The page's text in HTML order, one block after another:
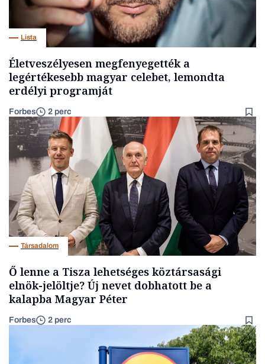
Lista
Életveszélyesen megfenyegették a
legértékesebb magyar celebet, lemondta
erdélyi programját
Forbes 2 perc
Társadalom
Ő lenne a Tisza lehetséges köztársasági
elnök-jelöltje? Új nevet dobhatott be a
kalapba Magyar Péter
Forbes 2 perc